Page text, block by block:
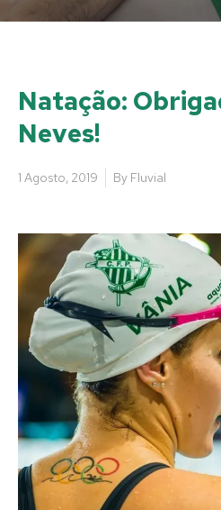
Natação:
Neves!
1 Agosto, 2019 By Fluvial